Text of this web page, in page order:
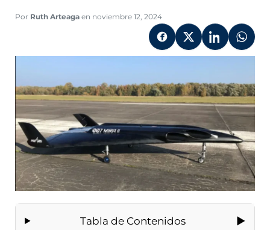
Por Ruth Arteaga en noviembre 12, 2024
Tabla de Contenidos